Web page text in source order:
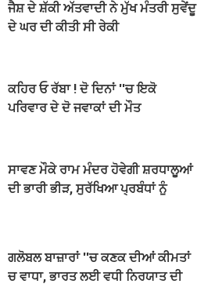
ਜੈਸ਼ ਦੇ ਸ਼ੱਕੀ ਅੱਤਵਾਦੀ ਨੇ ਮੁੱਖ ਮੰਤਰੀ ਸੁਵੇਂਦੂ
ਦੇ ਘਰ ਦੀ ਕੀਤੀ ਸੀ ਰੇਕੀ
ਕਹਿਰ ਓ ਰੱਬਾ ! ਦੋ ਦਿਨਾਂ ''ਚ ਇਕੋ
ਪਰਿਵਾਰ ਦੇ ਦੋ ਜਵਾਕਾਂ ਦੀ ਮੌਤ
ਸਾਵਣ ਮੌਕੇ ਰਾਮ ਮੰਦਰ ਹੋਵੇਗੀ ਸ਼ਰਧਾਲੂਆਂ
ਦੀ ਭਾਰੀ ਭੀੜ, ਸੁਰੱਖਿਆ ਪ੍ਰਬੰਧਾਂ ਨੂੰ
ਗਲੋਬਲ ਬਾਜ਼ਾਰਾਂ ''ਚ ਕਣਕ ਦੀਆਂ ਕੀਮਤਾਂ
ਚ ਵਾਧਾ, ਭਾਰਤ ਲਈ ਵਧੀ ਨਿਰਯਾਤ ਦੀ